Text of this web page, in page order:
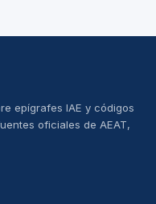
epígrafes IAE y códigos
oficiales de AEAT,